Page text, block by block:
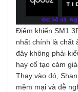
Điểm khiến
nhất chính là chất
đây không phải
hay cố tạo cảm
Thay vào đó,
mềm mại và dễ